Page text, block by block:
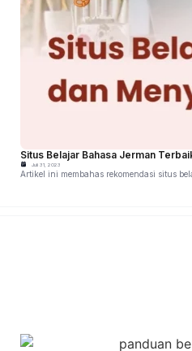
Situs Belajar Bahasa Jerman
Juli 31, 2023
Artikel ini membahas rekomendasi situs